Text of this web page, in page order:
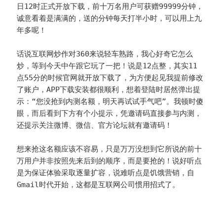
日12时正式开放下载，前十万名用户可获赠99999分钟，
诚意看着是满满的，送的分钟每天打半小时，可以用上九
年多呢！
话说互联网炒作对360来说轻车熟路，我心好奇它怎么
炒，等到今天中午跟它玩了一把！说是12点整，其实11
点55分的时候官网就开放下载了，为方便起见我提前修改
了账户，APP下载安装都很顺利，想着登陆时居然弹出提
示：“您没抢到内测名额，明天再试试手气吧”。我顿时傻
眼，而后看到下方有个小提示，凭邀请码直接参与内测，
还提示关注微博、微信、官方论坛就有邀请码！
想来抢这名额应该不容易，只是万万没想到它所说的前十
万用户并非按照先来后到的顺序，而是要抢的！说好听点
是为保证体验采取逐量扩容，说难听点是饥饿营销，自
Gmail时代开始，这都是互联网公司惯用招式了。